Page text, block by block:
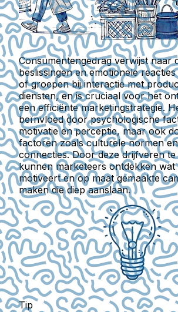
Consumentengedrag verwijst naar
beslissingen en emotionele
of groepen bij interactie met
diensten, en is cruciaal voor het
een efficiënte marketingstrategie.
beïnvloed door psychologische
motivatie en perceptie, maar ook
factoren zoals culturele normen
connecties. Door deze drijfveren te
kunnen marketeers ontdekken
motiveert en op maat gemaakte
maken die diep aanslaan.
Tip